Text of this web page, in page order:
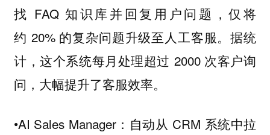
找 FAQ 知识库并回复用户问题，仅将
约 20% 的复杂问题升级至人工客服。据统
计，这个系统每月处理超过 2000 次客户询
问，大幅提升了客服效率。
•AI Sales Manager：自动从 CRM 系统中拉